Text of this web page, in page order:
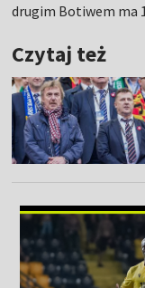
drugim Botiwem ma
Czytaj też